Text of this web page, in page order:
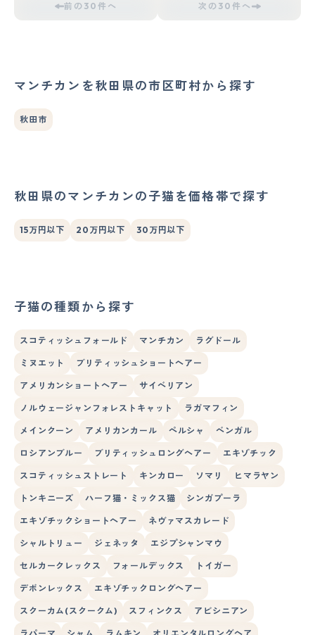
前の30件へ 次の30件へ
マンチカンを秋田県の市区町村から探す
秋田市
秋田県のマンチカンの子猫を価格帯で探す
15万円以下 20万円以下 30万円以下
子猫の種類から探す
スコティッシュフォールド マンチカン ラグドール
ミヌエット ブリティッシュショートヘアー
アメリカンショートヘアー サイベリアン
ノルウェージャンフォレストキャット ラガマフィン
メインクーン アメリカンカール ペルシャ ベンガル
ロシアンブルー ブリティッシュロングヘアー エキゾチック
スコティッシュストレート キンカロー ソマリ ヒマラヤン
トンキニーズ ハーフ猫・ミックス猫 シンガプーラ
エキゾチックショートヘアー ネヴァマスカレード
シャルトリュー ジェネッタ エジプシャンマウ
セルカークレックス フォールデックス トイガー
デボンレックス エキゾチックロングヘアー
スクーカム(スクークム) スフィンクス アビシニアン